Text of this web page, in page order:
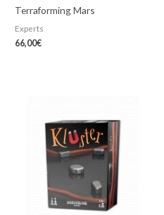
Terraforming Mars
Experts
66,00€